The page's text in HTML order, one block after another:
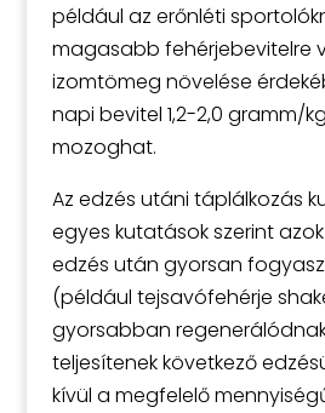
például az erőnléti
magasabb fehérjebevitelre
izomtömeg növelése
napi bevitel 1,2-2,0 gramm/
mozoghat.
Az edzés utáni táplálkozás
egyes kutatások szerint
edzés után gyorsan
(például tejsavófehérje
gyorsabban
teljesítenek következő
kívül a megfelelő